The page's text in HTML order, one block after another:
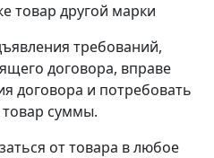
товар другой марки
требований,
договора, вправе
договора и потребовать
товар суммы.
от товара в любое